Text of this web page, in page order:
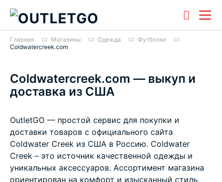
Главная Магазины Одежда
Футболки
Coldwatercreek.com
Coldwatercreek.com — выкуп и
доставка из США
OutletGO — простой сервис для покупки и
доставки товаров с официального сайта
Coldwater Creek из США в Россию. Coldwater
Creek – это источник качественной одежды и
уникальных аксессуаров. Ассортимент магазина
ориентирован на комфорт и изысканный стиль,